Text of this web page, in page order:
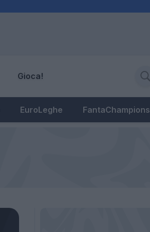
Gioca!
EuroLeghe FantaChampions